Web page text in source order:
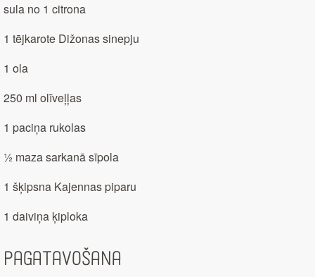
sula no 1 citrona
1 tējkarote Dižonas sinepju
1 ola
250 ml olīveļļas
1 paciņa rukolas
½ maza sarkanā sīpola
1 šķipsna Kajennas piparu
1 daiviņa ķiploka
Pagatavošana